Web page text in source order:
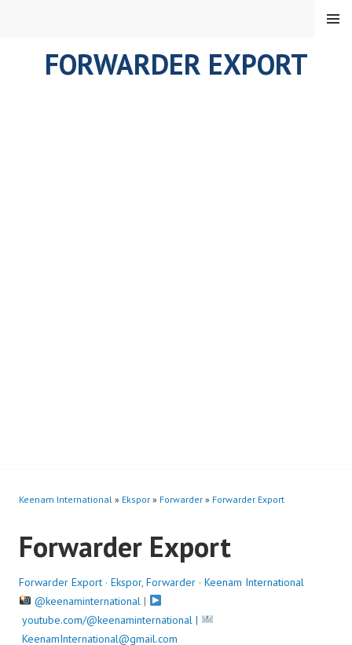
FORWARDER EXPORT
MENU
Keenam International » Ekspor » Forwarder » Forwarder Export
Forwarder Export
Forwarder Export · Ekspor, Forwarder · Keenam International
@keenaminternational|
youtube.com/@keenaminternational |
KeenamInternational@gmail.com